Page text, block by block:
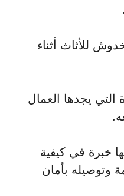
للأثاث أثناء
التي يجدها العمال
خبرة في كيفية
وتوصيله بأمان